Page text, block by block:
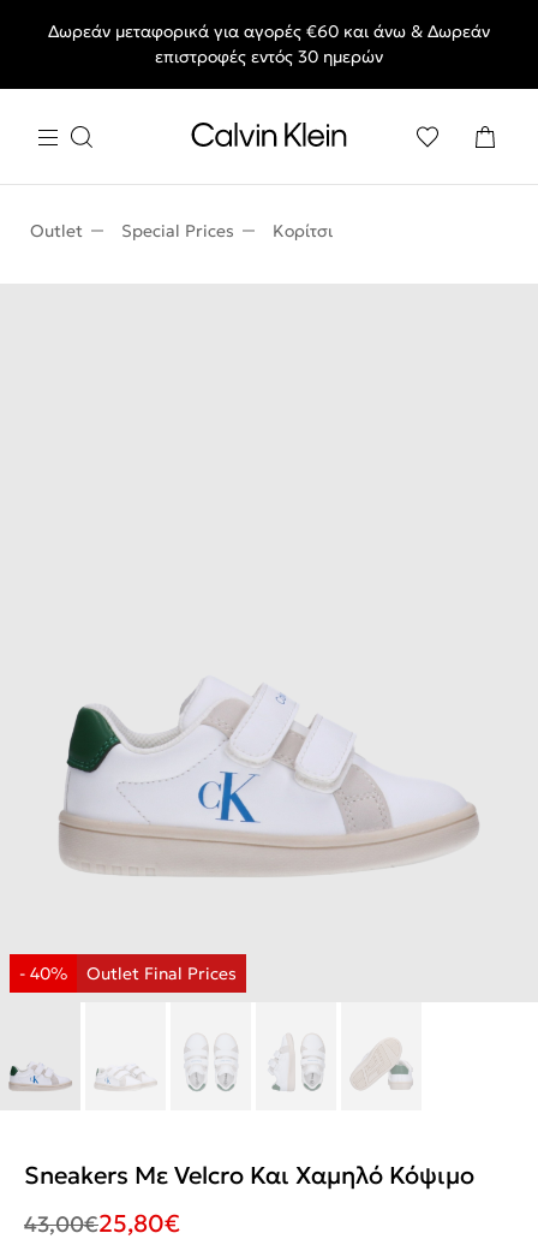
End of Season Deals: Αγαπημένα styles, στις τιμές που θες.
Δωρεάν μεταφορικά για αγορές €60 και άνω & Δωρεάν
επιστροφές εντός 30 ημερών
Outlet Special Prices Κορίτσι
Sneakers Με Velcro Και Χαμηλό Κόψιμο
43,00€25,80€